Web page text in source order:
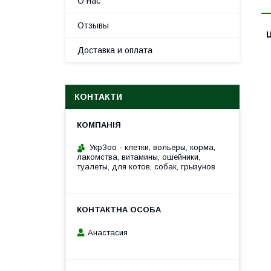
Отзывы
Доставка и оплата
КОНТАКТИ
УкрЗоо - клетки, вольеры, корма,
лакомства, витамины, ошейники,
туалеты, для котов, собак, грызунов
Анастасия